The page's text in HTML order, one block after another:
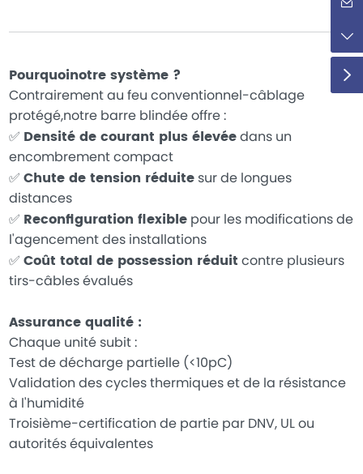
Pourquoinotre système ?
Contrairement au feu conventionnel-câblage
protégé,notre barre blindée offre :
✅ Densité de courant plus élevéedans un
encombrement compact
✅Chute de tension réduitesur de longues
distances
✅ Reconfiguration flexiblepour les modifications de
l'agencement des installations
✅Coût total de possession réduitcontre plusieurs
tirs-câbles évalués
Assurance qualité :
Chaque unité subit :
Test de décharge partielle (<10pC)
Validation des cycles thermiques et de la résistance
à l'humidité
Troisième-certification de partie par DNV, UL ou
autorités équivalentes